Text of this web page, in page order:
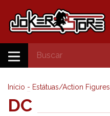
Início - Estátuas/Action Figures
DC